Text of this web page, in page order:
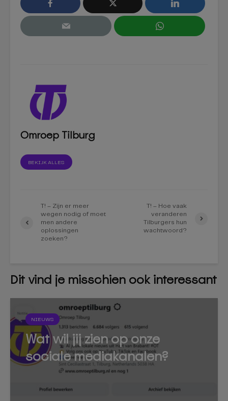
Omroep Tilburg
BEKIJK ALLES
T! – Zijn er meer
wegen nodig of moet
men andere
oplossingen
zoeken?
T! – Hoe vaak
veranderen
Tilburgers hun
wachtwoord?
Dit vind je misschien ook interessant
NIEUWS
Wat wil jij zien op onze
sociale mediakanalen?